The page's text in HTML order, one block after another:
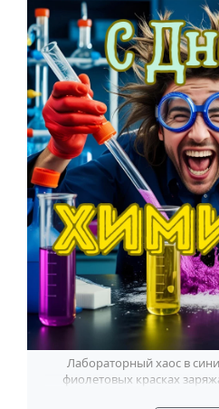
По годам
Лабораторный хаос в
фиолетовых красках